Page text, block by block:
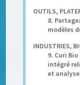
OUTILS,
8.
modèles
INDUSTRIES,
9. Curi
intégré
et